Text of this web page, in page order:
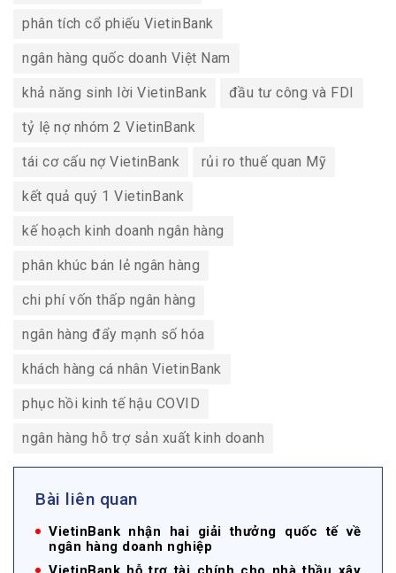
phân tích cổ phiếu VietinBank
ngân hàng quốc doanh Việt Nam
khả năng sinh lời VietinBank đầu tư công và FDI
tỷ lệ nợ nhóm 2 VietinBank
tái cơ cấu nợ VietinBank rủi ro thuế quan Mỹ
kết quả quý 1 VietinBank
kế hoạch kinh doanh ngân hàng
phân khúc bán lẻ ngân hàng
chi phí vốn thấp ngân hàng
ngân hàng đẩy mạnh số hóa
khách hàng cá nhân VietinBank
phục hồi kinh tế hậu COVID
ngân hàng hỗ trợ sản xuất kinh doanh
Bài liên quan
VietinBank nhận hai giải thưởng quốc tế về
ngân hàng doanh nghiệp